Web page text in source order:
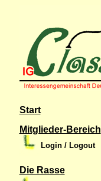
Start
Mitglieder-Bereich
Login / Logout
Die Rasse